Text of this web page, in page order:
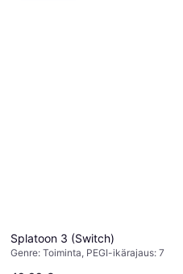
Splatoon 3 (Switch)
Genre: Toiminta, PEGI-ikärajaus: 7